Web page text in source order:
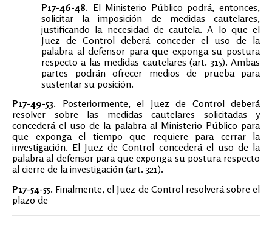
P17-46-48. El Ministerio Público podrá, entonces,
solicitar la imposición de medidas cautelares,
justificando la necesidad de cautela. A lo que el
Juez de Control deberá conceder el uso de la
palabra al defensor para que exponga su postura
respecto a las medidas cautelares (art. 315). Ambas
partes podrán ofrecer medios de prueba para
sustentar su posición.
P17-49-53. Posteriormente, el Juez de Control deberá
resolver sobre las medidas cautelares solicitadas y
concederá el uso de la palabra al Ministerio Público para
que exponga el tiempo que requiere para cerrar la
investigación. El Juez de Control concederá el uso de la
palabra al defensor para que exponga su postura respecto
al cierre de la investigación (art. 321).
P17-54-55. Finalmente, el Juez de Control resolverá sobre el
plazo de